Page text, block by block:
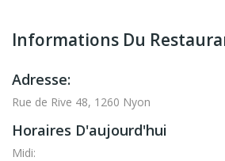
Informations Du
Adresse:
Rue de Rive 48, 1260 Nyon
Horaires D'aujourd'hui
Midi: